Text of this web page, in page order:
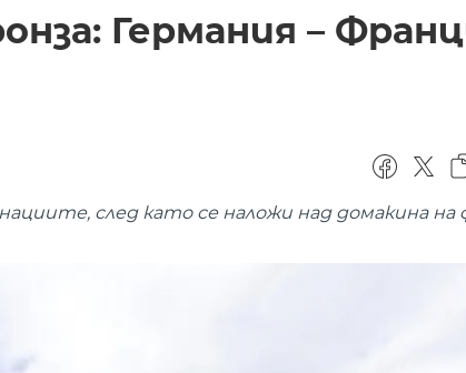
Германия –
след като се наложи над домакина на